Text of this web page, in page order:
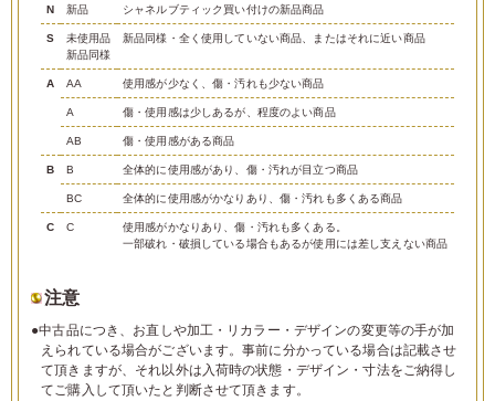
N 新品 シャネルブティック買い付けの新品商品
S
未使用品
新品同様
新品同様・全く使用していない商品、またはそれに近い商品
A AA 使用感が少なく、傷・汚れも少ない商品
A 傷・使用感は少しあるが、程度のよい商品
AB 傷・使用感がある商品
B B 全体的に使用感があり、傷・汚れが目立つ商品
BC 全体的に使用感がかなりあり、傷・汚れも多くある商品
C C
使用感がかなりあり、傷・汚れも多くある。
一部破れ・破損している場合もあるが使用には差し支えない商品
注意
●中古品につき、お直しや加工・リカラー・デザインの変更等の手が加
えられている場合がございます。事前に分かっている場合は記載させ
て頂きますが、それ以外は入荷時の状態・デザイン・寸法をご納得し
てご購入して頂いたと判断させて頂きます。